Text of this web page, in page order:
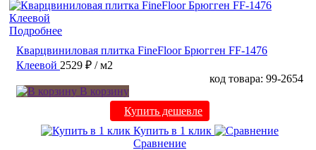
Подробнее
Кварцвиниловая плитка FineFloor Брюгген FF-1476
Клеевой 2529 ₽ / м2
код товара: 99-2654
В корзину
Купить дешевле
Купить в 1 клик
Сравнение